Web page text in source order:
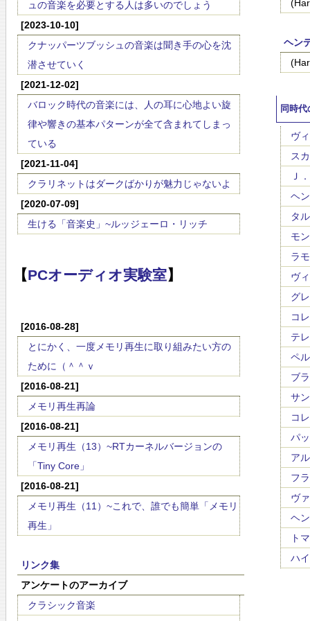
ュの音楽を必要とする人は多いのでしょう
[2023-10-10]
クナッパーツブッシュの音楽は聞き手の心を沈
潜させていく
[2021-12-02]
バロック時代の音楽には、人の耳に心地よい旋
律や響きの基本パターンが全て含まれてしまっ
ている
[2021-11-04]
クラリネットはダークばかりが魅力じゃないよ
[2020-07-09]
生ける「音楽史」~ルッジェーロ・リッチ
【PCオーディオ実験室】
[2016-08-28]
とにかく、一度メモリ再生に取り組みたい方の
ために（＾＾ｖ
[2016-08-21]
メモリ再生再論
[2016-08-21]
メモリ再生（13）~RTカーネルバージョンの
「Tiny Core」
[2016-08-21]
メモリ再生（11）~これで、誰でも簡単「メモリ
再生」
リンク集
アンケートのアーカイブ
クラシック音楽
ヘン
同時
ヴ
ス
Ｊ
ヘ
タ
モ
ラ
ヴ
グ
コ
テ
ペ
ブ
サ
コ
パ
ア
フ
ヴ
ヘ
ト
ハ